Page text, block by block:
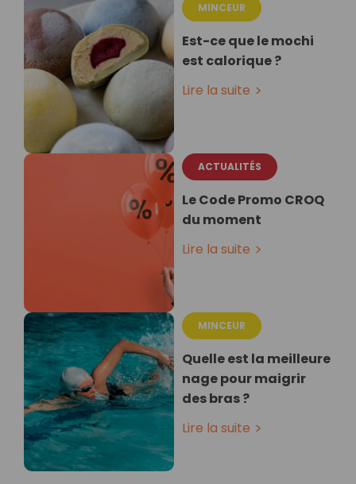
MINCEUR
Est-ce que le mochi
est calorique ?
Lire la suite
ACTUALITÉS
Le Code Promo CROQ
du moment
Lire la suite
MINCEUR
Quelle est la meilleure
nage pour maigrir
des bras ?
Lire la suite